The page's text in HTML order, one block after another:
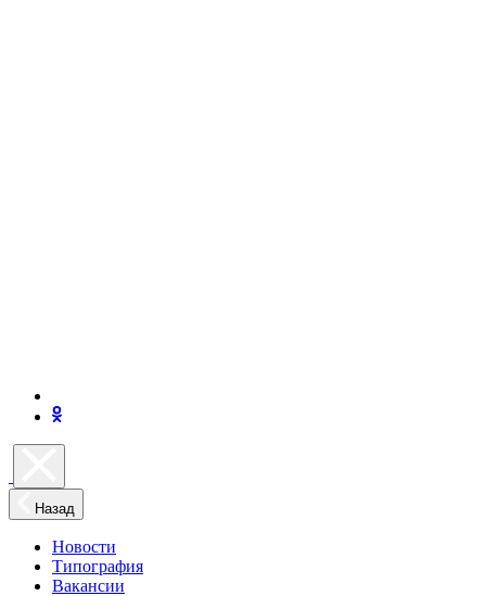
Назад
Новости
Типография
Вакансии